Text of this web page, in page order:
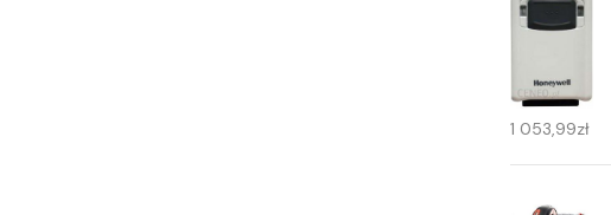
1 053,99zł